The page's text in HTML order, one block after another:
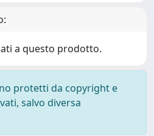
a questo prodotto.
protetti da copyright e
salvo diversa